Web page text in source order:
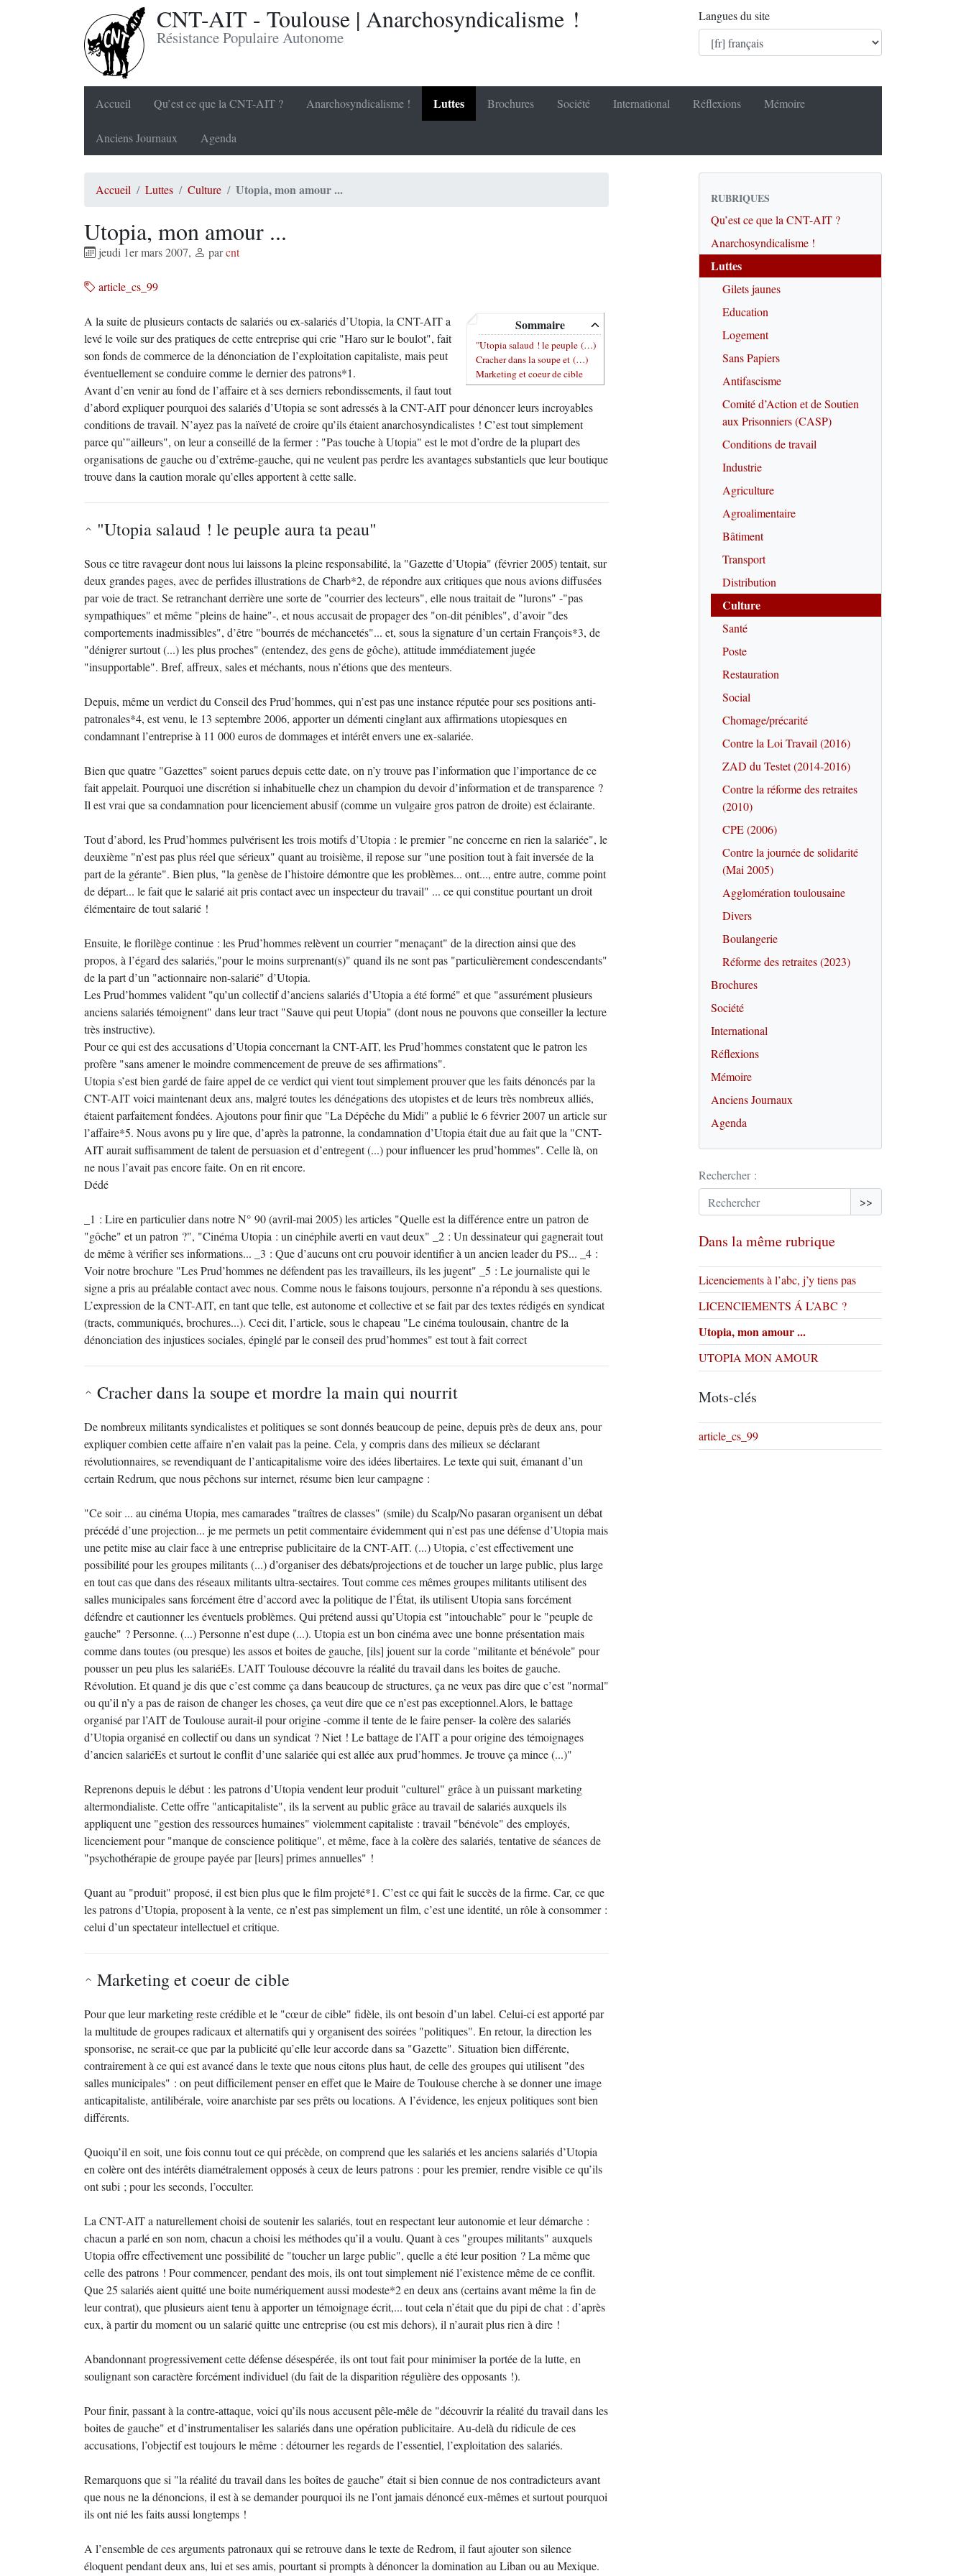
CNT-AIT - Toulouse | Anarchosyndicalisme !
Résistance Populaire Autonome
Langues du site
Accueil Qu’est ce que la CNT-AIT ? Anarchosyndicalisme ! Luttes Brochures Société International Réflexions Mémoire
Anciens Journaux Agenda
Accueil Luttes Culture Utopia, mon amour ...
Utopia, mon amour ...
jeudi 1er mars 2007, parcnt
article_cs_99
Sommaire
"Utopia salaud ! le peuple (…)
Cracher dans la soupe et (…)
Marketing et coeur de cible
A la suite de plusieurs contacts de salariés ou ex-salariés d’Utopia, la CNT-AIT a
levé le voile sur des pratiques de cette entreprise qui crie "Haro sur le boulot", fait
son fonds de commerce de la dénonciation de l’exploitation capitaliste, mais peut
éventuellement se conduire comme le dernier des patrons*1.
Avant d’en venir au fond de l’affaire et à ses derniers rebondissements, il faut tout
d’abord expliquer pourquoi des salariés d’Utopia se sont adressés à la CNT-AIT pour dénoncer leurs incroyables
conditions de travail. N’ayez pas la naïveté de croire qu’ils étaient anarchosyndicalistes ! C’est tout simplement
parce qu’"ailleurs", on leur a conseillé de la fermer : "Pas touche à Utopia" est le mot d’ordre de la plupart des
organisations de gauche ou d’extrême-gauche, qui ne veulent pas perdre les avantages substantiels que leur boutique
trouve dans la caution morale qu’elles apportent à cette salle.
"Utopia salaud ! le peuple aura ta peau"
Sous ce titre ravageur dont nous lui laissons la pleine responsabilité, la "Gazette d’Utopia" (février 2005) tentait, sur
deux grandes pages, avec de perfides illustrations de Charb*2, de répondre aux critiques que nous avions diffusées
par voie de tract. Se retranchant derrière une sorte de "courrier des lecteurs", elle nous traitait de "lurons" -"pas
sympathiques" et même "pleins de haine"-, et nous accusait de propager des "on-dit pénibles", d’avoir "des
comportements inadmissibles", d’être "bourrés de méchancetés"... et, sous la signature d’un certain François*3, de
"dénigrer surtout (...) les plus proches" (entendez, des gens de gôche), attitude immédiatement jugée
"insupportable". Bref, affreux, sales et méchants, nous n’étions que des menteurs.
Depuis, même un verdict du Conseil des Prud’hommes, qui n’est pas une instance réputée pour ses positions anti-
patronales*4, est venu, le 13 septembre 2006, apporter un démenti cinglant aux affirmations utopiesques en
condamnant l’entreprise à 11 000 euros de dommages et intérêt envers une ex-salariée.
Bien que quatre "Gazettes" soient parues depuis cette date, on n’y trouve pas l’information que l’importance de ce
fait appelait. Pourquoi une discrétion si inhabituelle chez un champion du devoir d’information et de transparence ?
Il est vrai que sa condamnation pour licenciement abusif (comme un vulgaire gros patron de droite) est éclairante.
Tout d’abord, les Prud’hommes pulvérisent les trois motifs d’Utopia : le premier "ne concerne en rien la salariée", le
deuxième "n’est pas plus réel que sérieux" quant au troisième, il repose sur "une position tout à fait inversée de la
part de la gérante". Bien plus, "la genèse de l’histoire démontre que les problèmes... ont..., entre autre, comme point
de départ... le fait que le salarié ait pris contact avec un inspecteur du travail" ... ce qui constitue pourtant un droit
élémentaire de tout salarié !
Ensuite, le florilège continue : les Prud’hommes relèvent un courrier "menaçant" de la direction ainsi que des
propos, à l’égard des salariés,"pour le moins surprenant(s)" quand ils ne sont pas "particulièrement condescendants"
de la part d’un "actionnaire non-salarié" d’Utopia.
Les Prud’hommes valident "qu’un collectif d’anciens salariés d’Utopia a été formé" et que "assurément plusieurs
anciens salariés témoignent" dans leur tract "Sauve qui peut Utopia" (dont nous ne pouvons que conseiller la lecture
très instructive).
Pour ce qui est des accusations d’Utopia concernant la CNT-AIT, les Prud’hommes constatent que le patron les
profère "sans amener le moindre commencement de preuve de ses affirmations".
Utopia s’est bien gardé de faire appel de ce verdict qui vient tout simplement prouver que les faits dénoncés par la
CNT-AIT voici maintenant deux ans, malgré toutes les dénégations des utopistes et de leurs très nombreux alliés,
étaient parfaitement fondées. Ajoutons pour finir que "La Dépêche du Midi" a publié le 6 février 2007 un article sur
l’affaire*5. Nous avons pu y lire que, d’après la patronne, la condamnation d’Utopia était due au fait que la "CNT-
AIT aurait suffisamment de talent de persuasion et d’entregent (...) pour influencer les prud’hommes". Celle là, on
ne nous l’avait pas encore faite. On en rit encore.
Dédé
_1 : Lire en particulier dans notre N° 90 (avril-mai 2005) les articles "Quelle est la différence entre un patron de
"gôche" et un patron ?", "Cinéma Utopia : un cinéphile averti en vaut deux" _2 : Un dessinateur qui gagnerait tout
de même à vérifier ses informations... _3 : Que d’aucuns ont cru pouvoir identifier à un ancien leader du PS... _4 :
Voir notre brochure "Les Prud’hommes ne défendent pas les travailleurs, ils les jugent" _5 : Le journaliste qui le
signe a pris au préalable contact avec nous. Comme nous le faisons toujours, personne n’a répondu à ses questions.
L’expression de la CNT-AIT, en tant que telle, est autonome et collective et se fait par des textes rédigés en syndicat
(tracts, communiqués, brochures...). Ceci dit, l’article, sous le chapeau "Le cinéma toulousain, chantre de la
dénonciation des injustices sociales, épinglé par le conseil des prud’hommes" est tout à fait correct
Cracher dans la soupe et mordre la main qui nourrit
De nombreux militants syndicalistes et politiques se sont donnés beaucoup de peine, depuis près de deux ans, pour
expliquer combien cette affaire n’en valait pas la peine. Cela, y compris dans des milieux se déclarant
révolutionnaires, se revendiquant de l’anticapitalisme voire des idées libertaires. Le texte qui suit, émanant d’un
certain Redrum, que nous pêchons sur internet, résume bien leur campagne :
"Ce soir ... au cinéma Utopia, mes camarades "traîtres de classes" (smile) du Scalp/No pasaran organisent un débat
précédé d’une projection... je me permets un petit commentaire évidemment qui n’est pas une défense d’Utopia mais
une petite mise au clair face à une entreprise publicitaire de la CNT-AIT. (...) Utopia, c’est effectivement une
possibilité pour les groupes militants (...) d’organiser des débats/projections et de toucher un large public, plus large
en tout cas que dans des réseaux militants ultra-sectaires. Tout comme ces mêmes groupes militants utilisent des
salles municipales sans forcément être d’accord avec la politique de l’État, ils utilisent Utopia sans forcément
défendre et cautionner les éventuels problèmes. Qui prétend aussi qu’Utopia est "intouchable" pour le "peuple de
gauche" ? Personne. (...) Personne n’est dupe (...). Utopia est un bon cinéma avec une bonne présentation mais
comme dans toutes (ou presque) les assos et boites de gauche, [ils] jouent sur la corde "militante et bénévole" pour
pousser un peu plus les salariéEs. L’AIT Toulouse découvre la réalité du travail dans les boites de gauche.
Révolution. Et quand je dis que c’est comme ça dans beaucoup de structures, ça ne veux pas dire que c’est "normal"
ou qu’il n’y a pas de raison de changer les choses, ça veut dire que ce n’est pas exceptionnel.Alors, le battage
organisé par l’AIT de Toulouse aurait-il pour origine -comme il tente de le faire penser- la colère des salariés
d’Utopia organisé en collectif ou dans un syndicat ? Niet ! Le battage de l’AIT a pour origine des témoignages
d’ancien salariéEs et surtout le conflit d’une salariée qui est allée aux prud’hommes. Je trouve ça mince (...)"
Reprenons depuis le début : les patrons d’Utopia vendent leur produit "culturel" grâce à un puissant marketing
altermondialiste. Cette offre "anticapitaliste", ils la servent au public grâce au travail de salariés auxquels ils
appliquent une "gestion des ressources humaines" violemment capitaliste : travail "bénévole" des employés,
licenciement pour "manque de conscience politique", et même, face à la colère des salariés, tentative de séances de
"psychothérapie de groupe payée par [leurs] primes annuelles" !
Quant au "produit" proposé, il est bien plus que le film projeté*1. C’est ce qui fait le succès de la firme. Car, ce que
les patrons d’Utopia, proposent à la vente, ce n’est pas simplement un film, c’est une identité, un rôle à consommer :
celui d’un spectateur intellectuel et critique.
Marketing et coeur de cible
Pour que leur marketing reste crédible et le "cœur de cible" fidèle, ils ont besoin d’un label. Celui-ci est apporté par
la multitude de groupes radicaux et alternatifs qui y organisent des soirées "politiques". En retour, la direction les
sponsorise, ne serait-ce que par la publicité qu’elle leur accorde dans sa "Gazette". Situation bien différente,
contrairement à ce qui est avancé dans le texte que nous citons plus haut, de celle des groupes qui utilisent "des
salles municipales" : on peut difficilement penser en effet que le Maire de Toulouse cherche à se donner une image
anticapitaliste, antilibérale, voire anarchiste par ses prêts ou locations. A l’évidence, les enjeux politiques sont bien
différents.
Quoiqu’il en soit, une fois connu tout ce qui précède, on comprend que les salariés et les anciens salariés d’Utopia
en colère ont des intérêts diamétralement opposés à ceux de leurs patrons : pour les premier, rendre visible ce qu’ils
ont subi ; pour les seconds, l’occulter.
La CNT-AIT a naturellement choisi de soutenir les salariés, tout en respectant leur autonomie et leur démarche :
chacun a parlé en son nom, chacun a choisi les méthodes qu’il a voulu. Quant à ces "groupes militants" auxquels
Utopia offre effectivement une possibilité de "toucher un large public", quelle a été leur position ? La même que
celle des patrons ! Pour commencer, pendant des mois, ils ont tout simplement nié l’existence même de ce conflit.
Que 25 salariés aient quitté une boite numériquement aussi modeste*2 en deux ans (certains avant même la fin de
leur contrat), que plusieurs aient tenu à apporter un témoignage écrit,... tout cela n’était que du pipi de chat : d’après
eux, à partir du moment ou un salarié quitte une entreprise (ou est mis dehors), il n’aurait plus rien à dire !
Abandonnant progressivement cette défense désespérée, ils ont tout fait pour minimiser la portée de la lutte, en
soulignant son caractère forcément individuel (du fait de la disparition régulière des opposants !).
Pour finir, passant à la contre-attaque, voici qu’ils nous accusent pêle-mêle de "découvrir la réalité du travail dans les
boites de gauche" et d’instrumentaliser les salariés dans une opération publicitaire. Au-delà du ridicule de ces
accusations, l’objectif est toujours le même : détourner les regards de l’essentiel, l’exploitation des salariés.
Remarquons que si "la réalité du travail dans les boîtes de gauche" était si bien connue de nos contradicteurs avant
que nous ne la dénoncions, il est à se demander pourquoi ils ne l’ont jamais dénoncé eux-mêmes et surtout pourquoi
ils ont nié les faits aussi longtemps !
A l’ensemble de ces arguments patronaux qui se retrouve dans le texte de Redrom, il faut ajouter son silence
éloquent pendant deux ans, lui et ses amis, pourtant si prompts à dénoncer la domination au Liban ou au Mexique.
RUBRIQUES
Qu’est ce que la CNT-AIT ?
Anarchosyndicalisme !
Luttes
Gilets jaunes
Education
Logement
Sans Papiers
Antifascisme
Comité d’Action et de Soutien
aux Prisonniers (CASP)
Conditions de travail
Industrie
Agriculture
Agroalimentaire
Bâtiment
Transport
Distribution
Culture
Santé
Poste
Restauration
Social
Chomage/précarité
Contre la Loi Travail (2016)
ZAD du Testet (2014-2016)
Contre la réforme des retraites
(2010)
CPE (2006)
Contre la journée de solidarité
(Mai 2005)
Agglomération toulousaine
Divers
Boulangerie
Réforme des retraites (2023)
Brochures
Société
International
Réflexions
Mémoire
Anciens Journaux
Agenda
Rechercher :
>>
Dans la même rubrique
Licenciements à l’abc, j’y tiens pas
LICENCIEMENTS Á L’ABC ?
Utopia, mon amour ...
UTOPIA MON AMOUR
Mots-clés
article_cs_99